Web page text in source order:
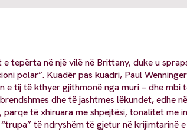
në një vilë në Brittany, duke u
polar”. Kuadër pas kuadri, Paul
tij të kthyer gjithmonë nga muri – dhe mbi
dhe të jashtmes lëkundet, edhe
të xhiruara me shpejtësi, tonalitet me
të ndryshëm të gjetur në krijimtarinë